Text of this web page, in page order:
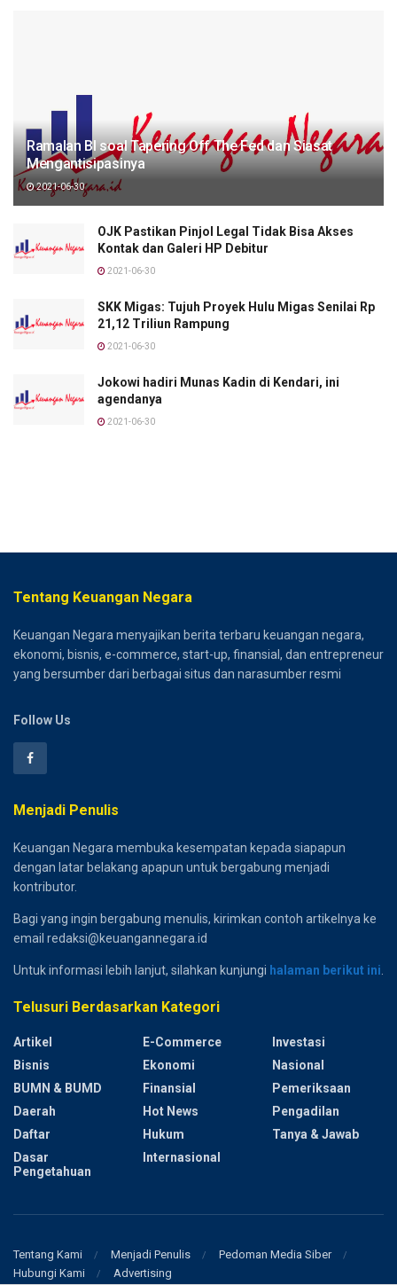
Ramalan BI soal Tapering Off The Fed dan Siasat
Mengantisipasinya
2021-06-30
OJK Pastikan Pinjol Legal Tidak Bisa Akses
Kontak dan Galeri HP Debitur
2021-06-30
SKK Migas: Tujuh Proyek Hulu Migas Senilai Rp
21,12 Triliun Rampung
2021-06-30
Jokowi hadiri Munas Kadin di Kendari, ini
agendanya
2021-06-30
Tentang Keuangan Negara
Keuangan Negara menyajikan berita terbaru keuangan negara,
ekonomi, bisnis, e-commerce, start-up, finansial, dan entrepreneur
yang bersumber dari berbagai situs dan narasumber resmi
Follow Us
Menjadi Penulis
Keuangan Negara membuka kesempatan kepada siapapun
dengan latar belakang apapun untuk bergabung menjadi
kontributor.
Bagi yang ingin bergabung menulis, kirimkan contoh artikelnya ke
email redaksi@keuangannegara.id
Untuk informasi lebih lanjut, silahkan kunjungi halaman berikut ini
Telusuri Berdasarkan Kategori
Artikel
Bisnis
BUMN & BUMD
Daerah
Daftar
Dasar
Pengetahuan
E-Commerce
Ekonomi
Finansial
Hot News
Hukum
Internasional
Investasi
Nasional
Pemeriksaan
Pengadilan
Tanya & Jawab
Tentang Kami Menjadi Penulis
Pedoman Media Siber
Hubungi Kami
Advertising